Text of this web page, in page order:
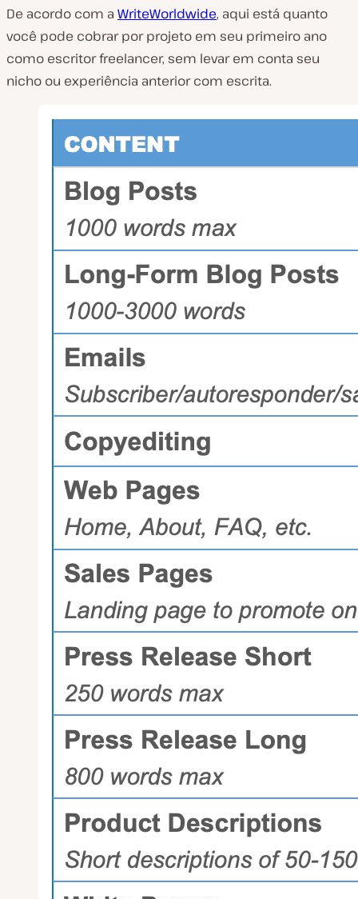
De acordo com a WriteWorldwide, aqui está quanto
você pode cobrar por projeto em seu primeiro ano
como escritor freelancer, sem levar em conta seu
nicho ou experiência anterior com escrita.